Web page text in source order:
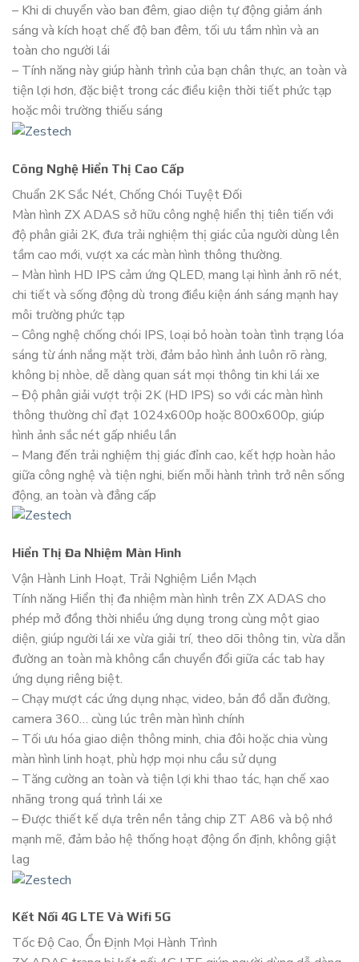
– Khi di chuyển vào ban đêm, giao diện tự động giảm ánh
sáng và kích hoạt chế độ ban đêm, tối ưu tầm nhìn và an
toàn cho người lái
– Tính năng này giúp hành trình của bạn chân thực, an toàn và
tiện lợi hơn, đặc biệt trong các điều kiện thời tiết phức tạp
hoặc môi trường thiếu sáng
Công Nghệ Hiển Thị Cao Cấp
Chuẩn 2K Sắc Nét, Chống Chói Tuyệt Đối
Màn hình ZX ADAS sở hữu công nghệ hiển thị tiên tiến với
độ phân giải 2K, đưa trải nghiệm thị giác của người dùng lên
tầm cao mới, vượt xa các màn hình thông thường.
– Màn hình HD IPS cảm ứng QLED, mang lại hình ảnh rõ nét,
chi tiết và sống động dù trong điều kiện ánh sáng mạnh hay
môi trường phức tạp
– Công nghệ chống chói IPS, loại bỏ hoàn toàn tình trạng lóa
sáng từ ánh nắng mặt trời, đảm bảo hình ảnh luôn rõ ràng,
không bị nhòe, dễ dàng quan sát mọi thông tin khi lái xe
– Độ phân giải vượt trội 2K (HD IPS) so với các màn hình
thông thường chỉ đạt 1024x600p hoặc 800x600p, giúp
hình ảnh sắc nét gấp nhiều lần
– Mang đến trải nghiệm thị giác đỉnh cao, kết hợp hoàn hảo
giữa công nghệ và tiện nghi, biến mỗi hành trình trở nên sống
động, an toàn và đẳng cấp
Hiển Thị Đa Nhiệm Màn Hình
Vận Hành Linh Hoạt, Trải Nghiệm Liền Mạch
Tính năng Hiển thị đa nhiệm màn hình trên ZX ADAS cho
phép mở đồng thời nhiều ứng dụng trong cùng một giao
diện, giúp người lái xe vừa giải trí, theo dõi thông tin, vừa dẫn
đường an toàn mà không cần chuyển đổi giữa các tab hay
ứng dụng riêng biệt.
– Chạy mượt các ứng dụng nhạc, video, bản đồ dẫn đường,
camera 360… cùng lúc trên màn hình chính
– Tối ưu hóa giao diện thông minh, chia đôi hoặc chia vùng
màn hình linh hoạt, phù hợp mọi nhu cầu sử dụng
– Tăng cường an toàn và tiện lợi khi thao tác, hạn chế xao
nhãng trong quá trình lái xe
– Được thiết kế dựa trên nền tảng chip ZT A86 và bộ nhớ
mạnh mẽ, đảm bảo hệ thống hoạt động ổn định, không giật
lag
Kết Nối 4G LTE Và Wifi 5G
Tốc Độ Cao, Ổn Định Mọi Hành Trình